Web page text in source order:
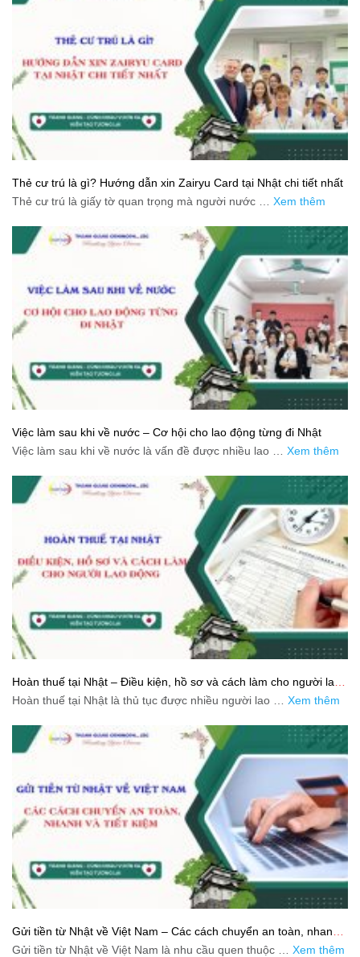
Thẻ cư trú là gì? Hướng dẫn xin Zairyu Card tại Nhật chi tiết nhất
Thẻ cư trú là giấy tờ quan trọng mà người nước … Xem thêm
Việc làm sau khi về nước – Cơ hội cho lao động từng đi Nhật
Việc làm sau khi về nước là vấn đề được nhiều lao … Xem thêm
Hoàn thuế tại Nhật – Điều kiện, hồ sơ và cách làm cho người lao
động
Hoàn thuế tại Nhật là thủ tục được nhiều người lao … Xem thêm
Gửi tiền từ Nhật về Việt Nam – Các cách chuyển an toàn, nhanh
và tiết kiệm
Gửi tiền từ Nhật về Việt Nam là nhu cầu quen thuộc … Xem thêm